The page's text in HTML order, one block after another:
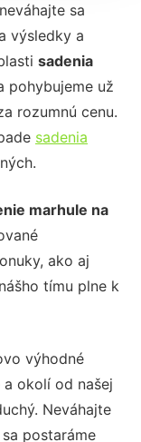
sa
výsledky a
sadenia
pohybujeme už
rozumnú cenu.
sadenia
marhule na
ako aj
tímu plne k
výhodné
a okolí od našej
Neváhajte
postaráme